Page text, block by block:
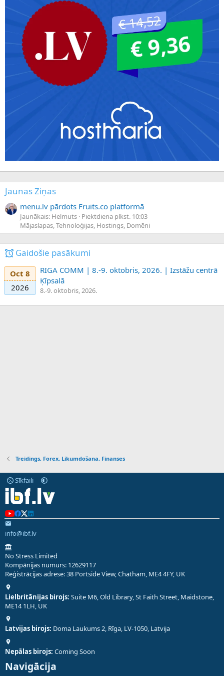
Jaunas Ziņas
menu.lv pārdots Fruits.co platformā
Jaunākais: Helmuts Piektdiena plkst. 10:03
Mājaslapas, Tehnoloģijas, Hostings, Domēni
Gaidošie pasākumi
Oct 8
2026
RIGA COMM | 8.-9. oktobris, 2026. | Izstāžu centrā
Ķīpsalā
8.-9. oktobris, 2026.
Treidings, Forex, Likumdošana, Finanses
Sīkfaili
info@ibf.lv
No Stress Limited
Kompānijas numurs: 12629117
Reģistrācijas adrese: 38 Portside View, Chatham, ME4 4FY, UK
Lielbritānijas birojs: Suite M6, Old Library, St Faith Street, Maidstone,
ME14 1LH, UK
Latvijas birojs: Doma Laukums 2, Rīga, LV-1050, Latvija
Nepālas birojs: Coming Soon
Navigācija